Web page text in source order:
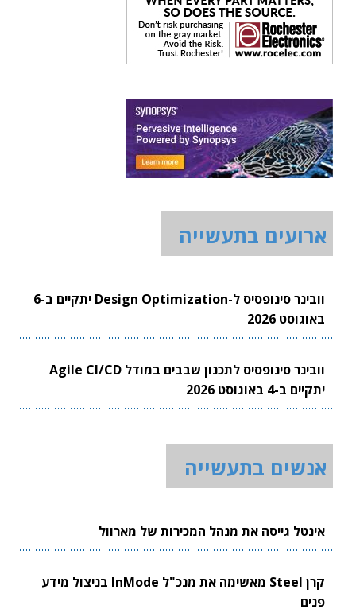
ארועים בתעשייה
וובינר סינופסיס ל-Design Optimization יתקיים ב-6
באוגוסט 2026
וובינר סינופסיס לתכנון שבבים במודל Agile CI/CD
יתקיים ב-4 באוגוסט 2026
אנשים בתעשייה
אינטל גייסה את מנהל המכירות של מארוול
קרן Steel מאשימה את מנכ"ל InMode בניצול מידע
פנים